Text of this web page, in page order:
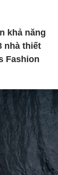
khả năng
nhà thiết
Fashion